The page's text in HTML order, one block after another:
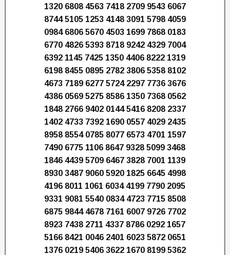
1320 6808 4563 7418 2709 9543 6067
8744 5105 1253 4148 3091 5798 4059
0984 6806 5670 4503 1699 7868 0183
6770 4826 5393 8718 9242 4329 7004
6392 1145 7425 1350 4406 8222 1319
6198 8455 0895 2782 3806 5358 8102
4673 7189 6277 5724 2297 7736 3676
4386 0569 5275 8586 1350 7368 0562
1848 2766 9402 0144 5416 8208 2337
1402 4733 7392 1690 0557 4029 2435
8958 8554 0785 8077 6573 4701 1597
7490 6775 1106 8647 9328 5099 3468
1846 4439 5709 6467 3828 7001 1139
8930 3487 9060 5920 1825 6645 4998
4196 8011 1061 6034 4199 7790 2095
9331 9081 5540 0834 4723 7715 8508
6875 9844 4678 7161 6007 9726 7702
8923 7438 2711 4337 8786 0292 1657
5166 8421 0046 2401 6023 5872 0651
1376 0219 5406 3622 1670 8199 5362